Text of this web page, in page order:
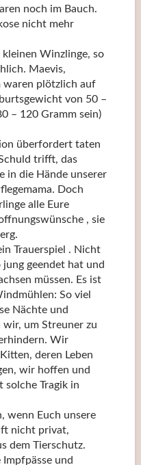
noch im Bauch.
nicht mehr
kleinen Winzlinge, so
Maevis,
waren plötzlich auf
von 50 –
– 120 Gramm sein)
überfordert taten
trifft, das
in die Hände unserer
Doch
alle Eure
, sie
Trauerspiel . Nicht
jung geendet hat und
müssen. Es ist
So viel
Nächte und
um Streuner zu
Wir
deren Leben
wir hoffen und
Tragik in
wenn Euch unsere
nicht privat,
dem Tierschutz.
und